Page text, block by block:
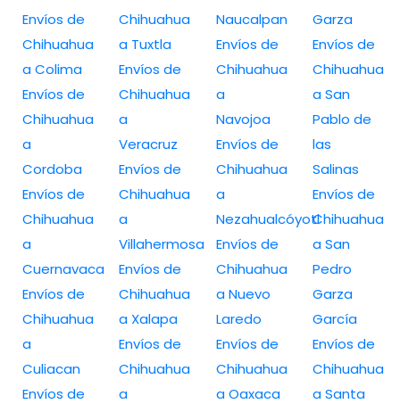
Envíos de
Chihuahua
a Colima
Envíos de
Chihuahua
a
Cordoba
Envíos de
Chihuahua
a
Cuernavaca
Envíos de
Chihuahua
a
Culiacan
Envíos de
Chihuahua
a Tuxtla
Envíos de
Chihuahua
a
Veracruz
Envíos de
Chihuahua
a
Villahermosa
Envíos de
Chihuahua
a Xalapa
Envíos de
Chihuahua
a
Naucalpan
Envíos de
Chihuahua
a
Navojoa
Envíos de
Chihuahua
a
Nezahualcóyotl
Envíos de
Chihuahua
a Nuevo
Laredo
Envíos de
Chihuahua
a Oaxaca
Garza
Envíos de
Chihuahua
a San
Pablo de
las
Salinas
Envíos de
Chihuahua
a San
Pedro
Garza
García
Envíos de
Chihuahua
a Santa